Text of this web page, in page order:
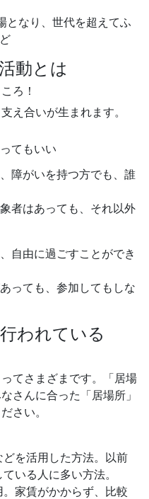
となり、世代を超えてふ
動とは
ろ！
え合いが生まれます。
てもいい
障がいを持つ方でも、誰
者はあっても、それ以外
自由に過ごすことができ
っても、参加してもしな
われている
てさまざまです。「居場
さんに合った「居場所」
さい。
を活用した方法。以前
いる人に多い方法。
家賃がかからず、比較